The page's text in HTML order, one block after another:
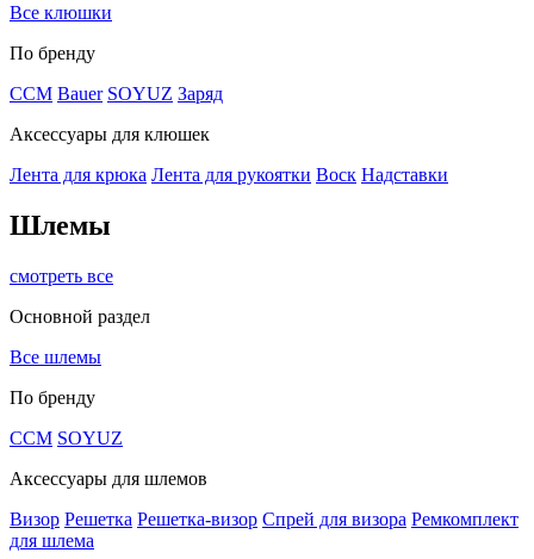
Все клюшки
По бренду
CCM Bauer SOYUZ Заряд
Аксессуары для клюшек
Лента для крюка Лента для рукоятки Воск Надставки
Шлемы
смотреть все
Основной раздел
Все шлемы
По бренду
CCM SOYUZ
Аксессуары для шлемов
Визор Решетка Решетка-визор Спрей для визора Ремкомплект
для шлема